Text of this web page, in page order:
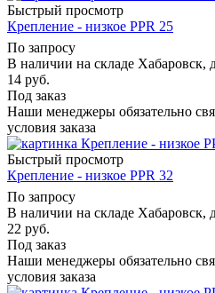
Быстрый просмотр
Крепление - низкое PPR 25
По запросу
В наличии на складе Хабаровск,
14 руб.
Под заказ
Наши менеджеры обязательно
условия заказа
Быстрый просмотр
Крепление - низкое PPR 32
По запросу
В наличии на складе Хабаровск,
22 руб.
Под заказ
Наши менеджеры обязательно
условия заказа